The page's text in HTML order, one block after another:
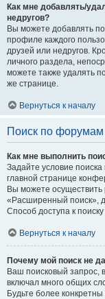
Как мне добавлять/
недругов?
Вы можете добавлять
профиле каждого
друзей или недругов.
личного раздела,
можете также удалять
же странице.
Вернуться к началу
Поиск по форумам
Как мне выполнить
Задайте условие
главной странице
Вы можете
«Расширенный поиск»,
Способ доступа к
Вернуться к началу
Почему мой поиск не
Ваш поисковый
включал много общих
Будьте более